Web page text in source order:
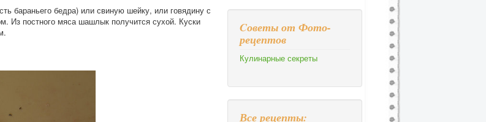
бараньего бедра) или свиную шейку, или говядину с
Из постного мяса шашлык получится сухой. Куски
Cоветы от Фото-
рецептов
Кулинарные секреты
Все рецепты: